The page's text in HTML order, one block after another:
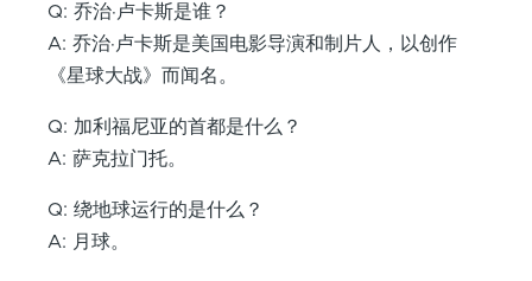
Q: 乔治·卢卡斯是谁？
A: 乔治·卢卡斯是美国电影导演和制片人，以创作
《星球大战》而闻名。
Q: 加利福尼亚的首都是什么？
A: 萨克拉门托。
Q: 绕地球运行的是什么？
A: 月球。